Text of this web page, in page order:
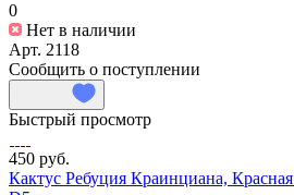
0
Нет в наличии
Арт. 2118
Сообщить о поступлении
Быстрый просмотр
450 руб.
Кактус Ребуция Краинциана,